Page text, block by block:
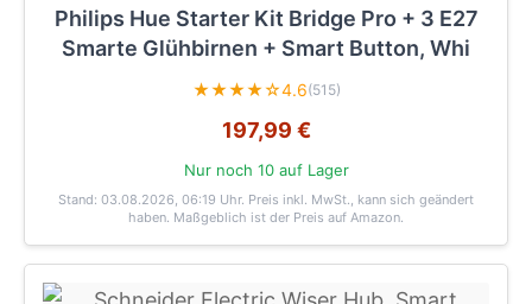
Philips Hue Starter Kit Bridge Pro + 3 E27
Smarte Glühbirnen + Smart Button, Whi
★★★★☆4.6(515)
197,99 €
Nur noch 10 auf Lager
Stand: 03.08.2026, 06:19 Uhr. Preis inkl. MwSt., kann sich geändert
haben. Maßgeblich ist der Preis auf Amazon.